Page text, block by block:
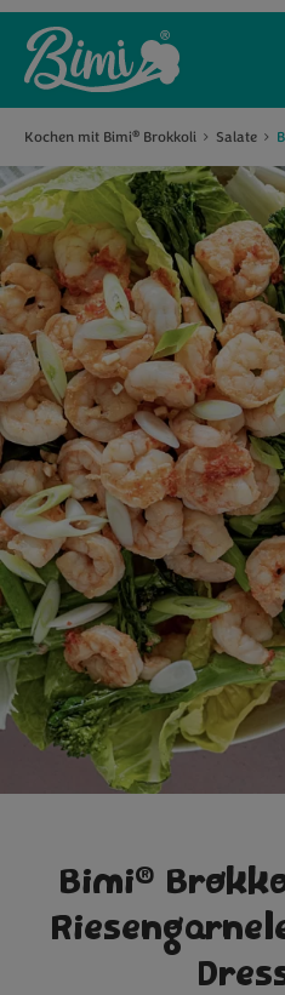
Kochen mit Bimi® Brokkoli Salate
Bimi®